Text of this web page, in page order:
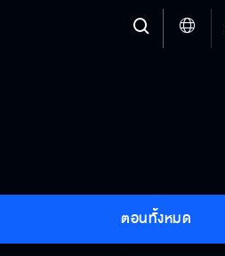
ตอนทั้งหมด